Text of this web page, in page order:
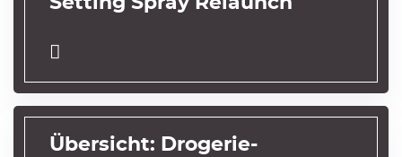
Übersicht: Drogerie-